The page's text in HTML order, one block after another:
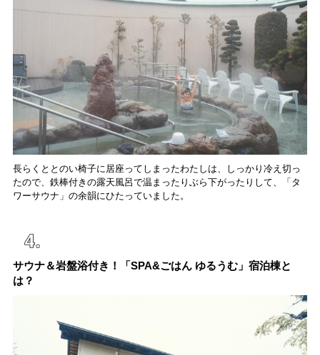
長らくととのい椅子に居座ってしまったわたしは、しっかり冷え切っ
たので、鉄棒付きの露天風呂で温まったりぶら下がったりして、「タ
ワーサウナ」の余韻にひたっていました。
サウナ＆岩盤浴付き！「SPA&ごはん ゆるうむ」宿泊棟と
は？